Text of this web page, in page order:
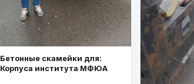
Бетонные скамейки для:
Корпуса института МФЮА